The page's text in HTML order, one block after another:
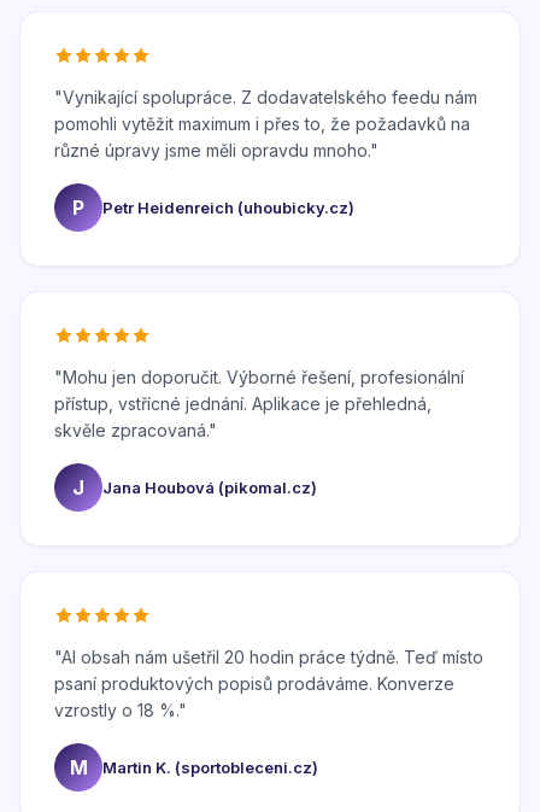
"Vynikající spolupráce. Z dodavatelského feedu nám
pomohli vytěžit maximum i přes to, že požadavků na
různé úpravy jsme měli opravdu mnoho."
P Petr Heidenreich (uhoubicky.cz)
"Mohu jen doporučit. Výborné řešení, profesionální
přístup, vstřícné jednání. Aplikace je přehledná,
skvěle zpracovaná."
J Jana Houbová (pikomal.cz)
"AI obsah nám ušetřil 20 hodin práce týdně. Teď místo
psaní produktových popisů prodáváme. Konverze
vzrostly o 18 %."
M Martin K. (sportobleceni.cz)